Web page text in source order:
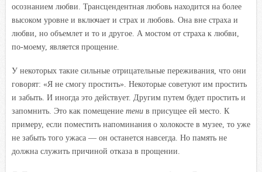
осознанием любви. Трансцендентная любовь находится на более
высоком уровне и включает и страх и любовь. Она вне страха и
любви, но объемлет и то и другое. А мостом от страха к любви,
по-моему, является прощение.
У некоторых такие сильные отрицательные переживания, что они
говорят: «Я не смогу простить». Некоторые советуют им простить
и забыть. И иногда это действует. Другим путем будет простить и
запомнить. Это как помещение тени в присущее ей место. К
примеру, если поместить напоминания о холокосте в музее, то уже
не забыть того ужаса — он останется навсегда. Но память не
должна служить причиной отказа в прощении.